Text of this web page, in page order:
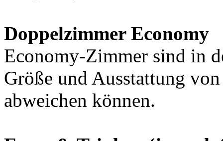
Doppelzimmer Economy
Economy-Zimmer sind in
Größe und Ausstattung
abweichen können.